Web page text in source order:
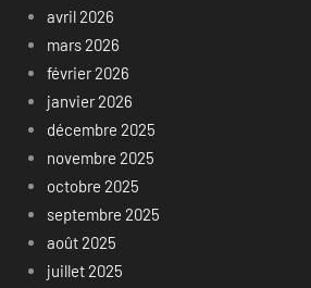
avril 2026
mars 2026
février 2026
janvier 2026
décembre 2025
novembre 2025
octobre 2025
septembre 2025
août 2025
juillet 2025